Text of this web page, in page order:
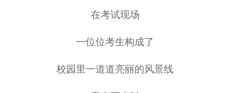
在考试现场
一位位考生构成了
校园里一道道亮丽的风景线